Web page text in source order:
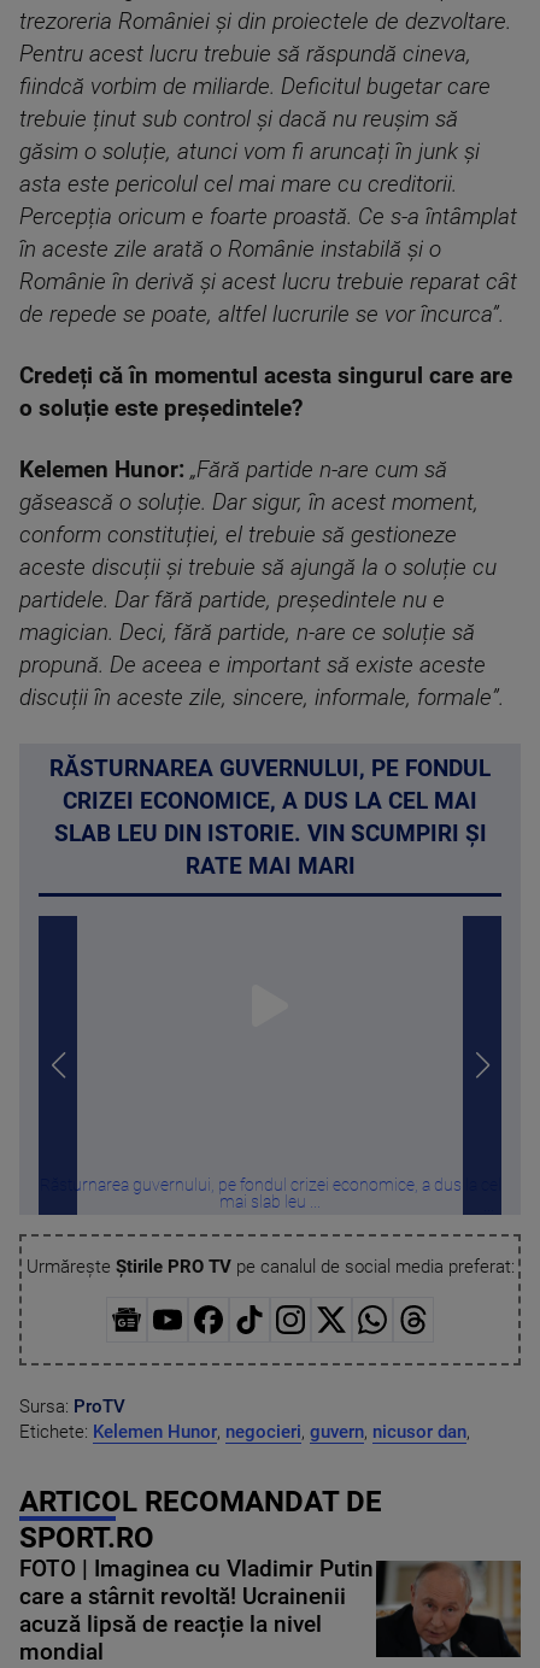
trezoreria României și din proiectele de dezvoltare.
Pentru acest lucru trebuie să răspundă cineva,
fiindcă vorbim de miliarde. Deficitul bugetar care
trebuie ținut sub control și dacă nu reușim să
găsim o soluție, atunci vom fi aruncați în junk și
asta este pericolul cel mai mare cu creditorii.
Percepția oricum e foarte proastă. Ce s-a întâmplat
în aceste zile arată o Românie instabilă și o
Românie în derivă și acest lucru trebuie reparat cât
de repede se poate, altfel lucrurile se vor încurca”.
Credeți că în momentul acesta singurul care are
o soluție este președintele?
Kelemen Hunor: „Fără partide n-are cum să
găsească o soluție. Dar sigur, în acest moment,
conform constituției, el trebuie să gestioneze
aceste discuții și trebuie să ajungă la o soluție cu
partidele. Dar fără partide, președintele nu e
magician. Deci, fără partide, n-are ce soluție să
propună. De aceea e important să existe aceste
discuții în aceste zile, sincere, informale, formale”.
RĂSTURNAREA GUVERNULUI, PE FONDUL
CRIZEI ECONOMICE, A DUS LA CEL MAI
SLAB LEU DIN ISTORIE. VIN SCUMPIRI ȘI
RATE MAI MARI
Răsturnarea guvernului, pe fondul crizei economice, a dus la cel
mai slab leu ...
Urmărește Știrile PRO TVpe canalul de social media preferat:
Sursa: ProTV
Etichete: Kelemen Hunor, negocieri, guvern, nicusor dan,
ARTICOL RECOMANDAT DE
SPORT.RO
FOTO | Imaginea cu Vladimir Putin
care a stârnit revoltă! Ucrainenii
acuză lipsă de reacție la nivel
mondial